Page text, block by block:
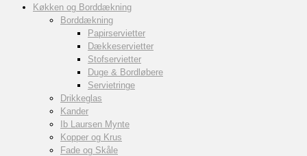
Køkken og Borddækning
Borddækning
Papirservietter
Dækkeservietter
Stofservietter
Duge & Bordløbere
Servietringe
Drikkeglas
Kander
Ib Laursen Mynte
Kopper og Krus
Fade og Skåle